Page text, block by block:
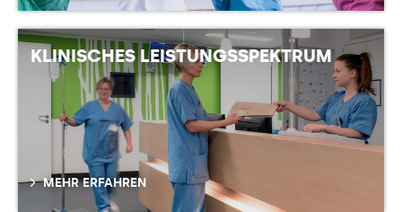
KLINISCHES LEISTUNGSSPEKTRUM
MEHR ERFAHREN